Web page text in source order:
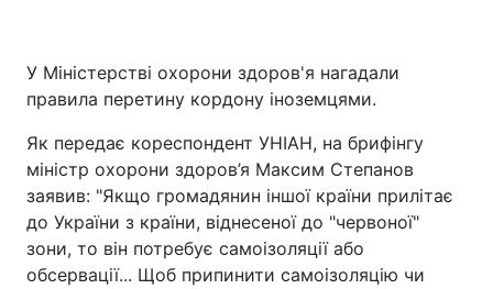
У Міністерстві охорони здоров'я нагадали
правила перетину кордону іноземцями.
Як передає кореспондент УНІАН, на брифінгу
міністр охорони здоров’я Максим Степанов
заявив: "Якщо громадянин іншої країни прилітає
до України з країни, віднесеної до "червоної"
зони, то він потребує самоізоляції або
обсервації... Щоб припинити самоізоляцію чи